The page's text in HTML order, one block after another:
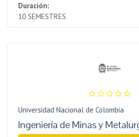
Duración:
10 SEMESTRES
Universidad Nacional de Colombia
Ingeniería de Minas y